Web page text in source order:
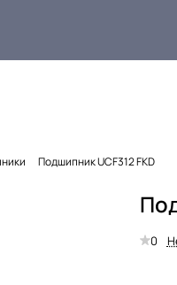
Подшипник UCF312 FKD
0